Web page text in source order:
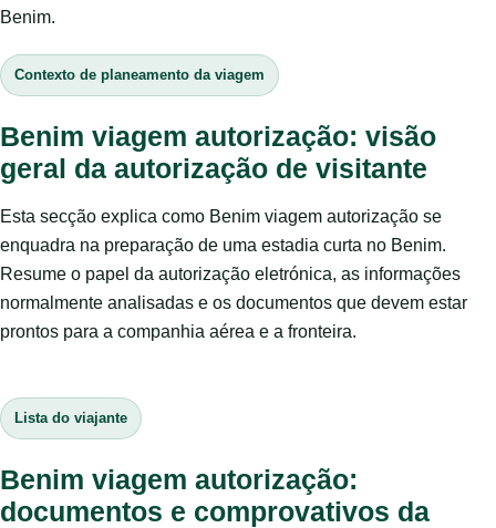
Benim.
Contexto de planeamento da viagem
Benim viagem autorização: visão
geral da autorização de visitante
Esta secção explica como Benim viagem autorização se
enquadra na preparação de uma estadia curta no Benim.
Resume o papel da autorização eletrónica, as informações
normalmente analisadas e os documentos que devem estar
prontos para a companhia aérea e a fronteira.
Lista do viajante
Benim viagem autorização:
documentos e comprovativos da